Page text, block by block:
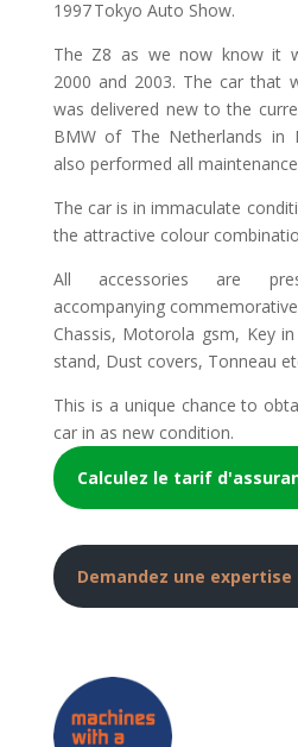
1997 Tokyo Auto Show.
The Z8 as we now know it
2000 and 2003. The car that
was delivered new to the
BMW of The Netherlands in
also performed all
The car is in immaculate
the attractive colour
All accessories are
accompanying
Chassis, Motorola gsm, Key
stand, Dust covers, Tonneau
This is a unique chance to
car in as new condition.
Calculez le tarif
Demandez une expertise